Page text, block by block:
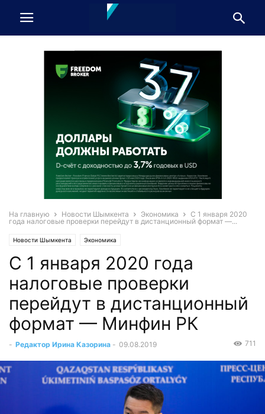
На главную Новости Шымкента Экономика
С 1 января 2020
года налоговые проверки перейдут в дистанционный формат —...
Новости Шымкента Экономика
С 1 января 2020 года
налоговые проверки
перейдут в дистанционный
формат — Минфин РК
- Редактор Ирина Казорина - 09.08.2019 711